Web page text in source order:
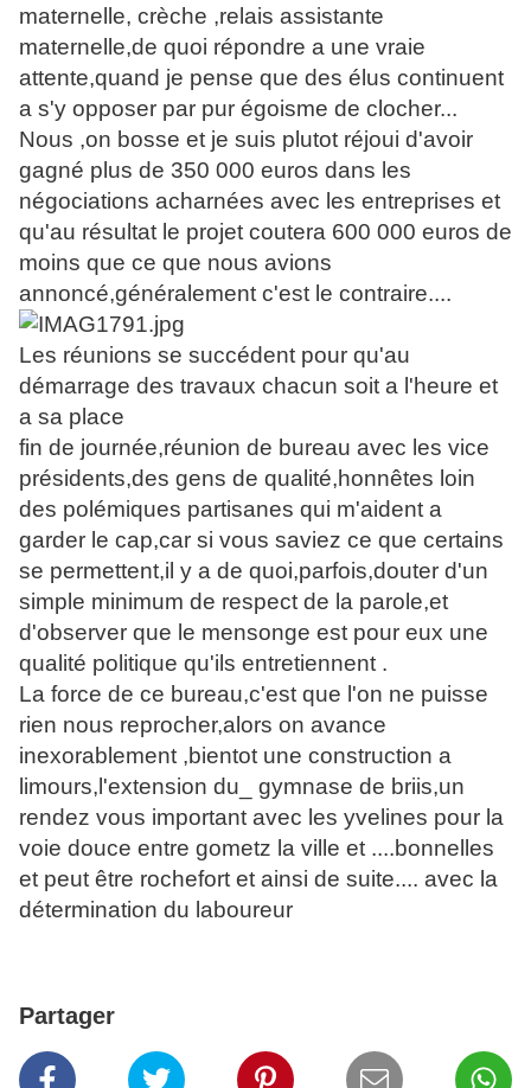
maternelle, crèche ,relais assistante
maternelle,de quoi répondre a une vraie
attente,quand je pense que des élus continuent
a s'y opposer par pur égoisme de clocher...
Nous ,on bosse et je suis plutot réjoui d'avoir
gagné plus de 350 000 euros dans les
négociations acharnées avec les entreprises et
qu'au résultat le projet coutera 600 000 euros de
moins que ce que nous avions
annoncé,généralement c'est le contraire....
Les réunions se succédent pour qu'au
démarrage des travaux chacun soit a l'heure et
a sa place
fin de journée,réunion de bureau avec les vice
présidents,des gens de qualité,honnêtes loin
des polémiques partisanes qui m'aident a
garder le cap,car si vous saviez ce que certains
se permettent,il y a de quoi,parfois,douter d'un
simple minimum de respect de la parole,et
d'observer que le mensonge est pour eux une
qualité politique qu'ils entretiennent .
La force de ce bureau,c'est que l'on ne puisse
rien nous reprocher,alors on avance
inexorablement ,bientot une construction a
limours,l'extension du_ gymnase de briis,un
rendez vous important avec les yvelines pour la
voie douce entre gometz la ville et ....bonnelles
et peut être rochefort et ainsi de suite.... avec la
détermination du laboureur
Partager